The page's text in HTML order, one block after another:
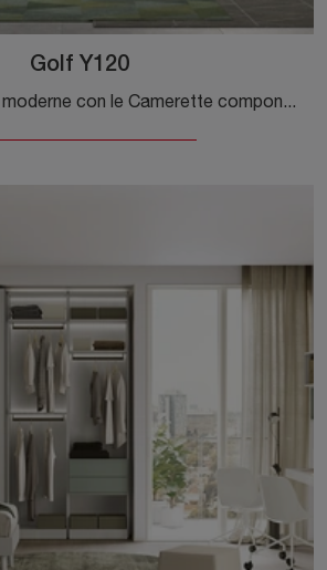
Golf Y120
Arreda stanzette moderne con le Camerette componibili Colombini Casa! Il modello Golf Y120 in melaminico è per ragazzi.